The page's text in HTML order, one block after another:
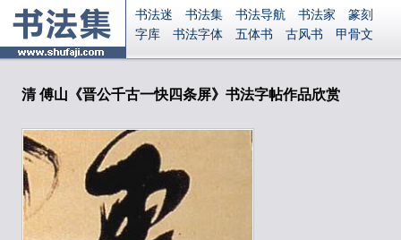
书法迷 书法集 书法导航 书法家
篆刻
字库
书法字体 五体书 古风书
甲骨文
集字
字形 大字 篆刻之家 字源
起名
识字 英语 印章
字体下载
Ai矢量
P图宝
安全网站
清 傅山《晋公千古一快四条屏》书法字帖作品欣赏